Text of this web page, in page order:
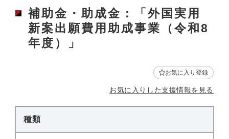
補助金・助成金：「外国実用
新案出願費用助成事業（令和8
年度）」
お気に入り登録
お気に入りした支援情報を見る
種類